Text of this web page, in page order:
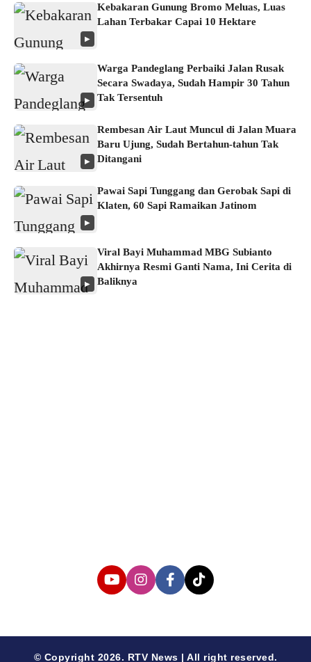
▶
Kebakaran Gunung Bromo Meluas, Luas
Lahan Terbakar Capai 10 Hektare
▶
Warga Pandeglang Perbaiki Jalan Rusak
Secara Swadaya, Sudah Hampir 30 Tahun
Tak Tersentuh
▶
Rembesan Air Laut Muncul di Jalan Muara
Baru Ujung, Sudah Bertahun-tahun Tak
Ditangani
▶
Pawai Sapi Tunggang dan Gerobak Sapi di
Klaten, 60 Sapi Ramaikan Jatinom
▶
Viral Bayi Muhammad MBG Subianto
Akhirnya Resmi Ganti Nama, Ini Cerita di
Baliknya
© Copyright 2026. RTV News | All right reserved.